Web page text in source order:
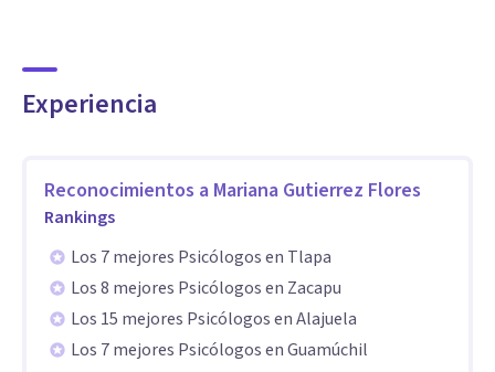
Neurolingüística y Conductismo, puestas a favor de tu
avance.
Mis especialidades son tratamiento a problemas de
Ansiedad, Depresión, Estrés Laboral, Motivación,
Autoestima.
Experiencia
Reconocimientos a Mariana Gutierrez Flores
Rankings
Los 7 mejores Psicólogos en Tlapa
Los 8 mejores Psicólogos en Zacapu
Los 15 mejores Psicólogos en Alajuela
Los 7 mejores Psicólogos en Guamúchil